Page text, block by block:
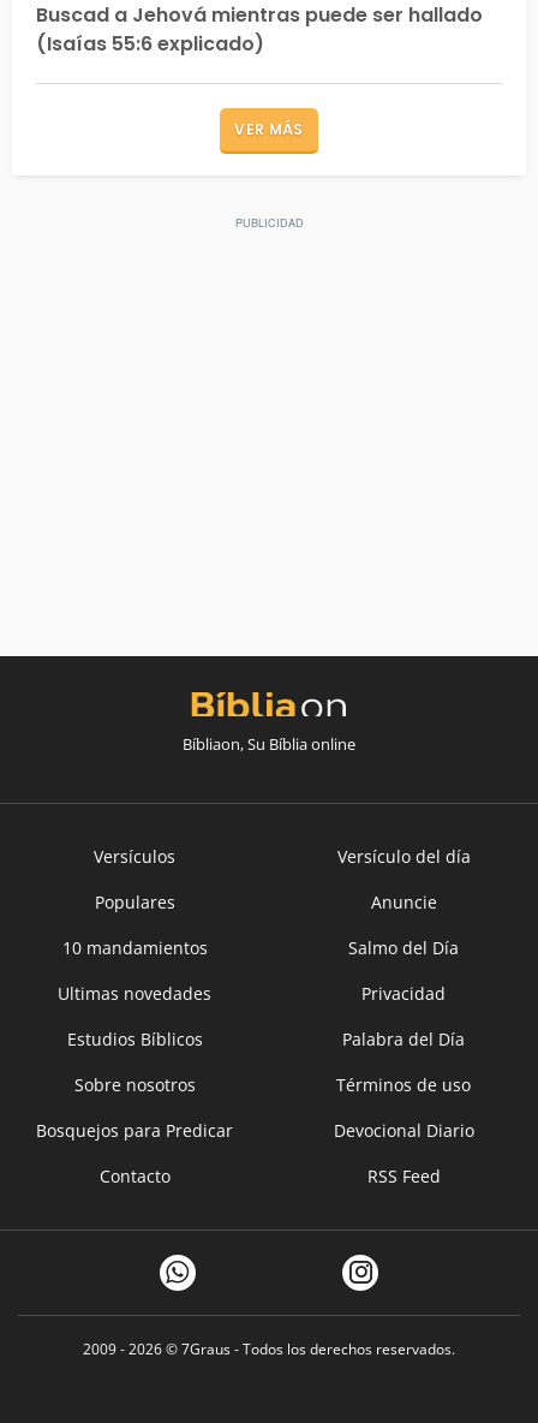
Buscad a Jehová mientras puede ser hallado
(Isaías 55:6 explicado)
VER MÁS
Bíbliaon, Su Bíblia online
Versículos
Versículo del día
Populares
Anuncie
10 mandamientos
Salmo del Día
Ultimas novedades
Privacidad
Estudios Bíblicos
Palabra del Día
Sobre nosotros
Términos de uso
Bosquejos para Predicar
Devocional Diario
Contacto
RSS Feed
2009 - 2026 ©7Graus- Todos los derechos reservados.